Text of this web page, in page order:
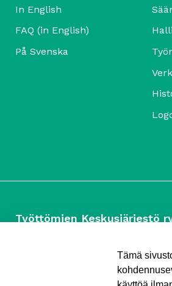
In English
FAQ (in English)
På Svenska
Työttömien Keskusjärjestö
toimisto (@) tyottomat.fi
Tämä